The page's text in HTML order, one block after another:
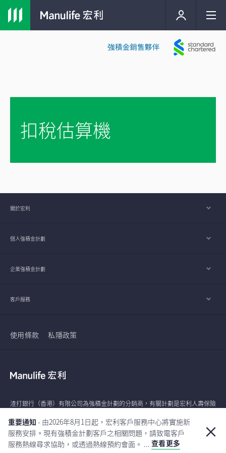
重要通知 - 由2026年8月1日起，宏利客戶服務中心將實施新
服務安排。現有強積金計劃客戶之相關問題，請致電客戶
服務熱線尋求協助，或透過熱線預約會面。 ... 查看更多
扣稅估算機
關於宏利
個人強積金計劃
企業強積金計劃
客戶服務
使用條款 私隱政策
渣打銀行（香港）有限公司為強積金計劃的分銷商，有關計劃是宏利人壽保險
司及其他渣打集團成員與計劃的營運的主要人士並沒有關聯繫。
本網站及其內容之管理及運作是全由宏利（國際）